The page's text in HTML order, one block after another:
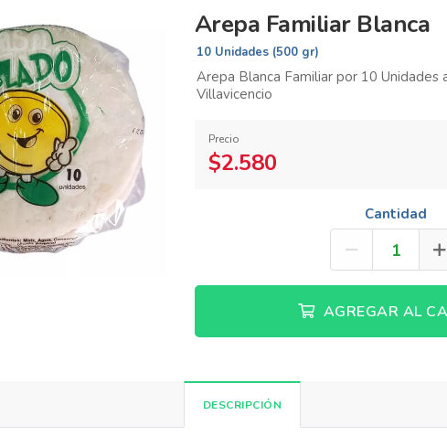
Arepa Familiar Blanca
10 Unidades (500 gr)
Arepa Blanca Familiar por 10 Unidades
Villavicencio
Precio
$2.580
Cantidad
AGREGAR AL
DESCRIPCIÓN